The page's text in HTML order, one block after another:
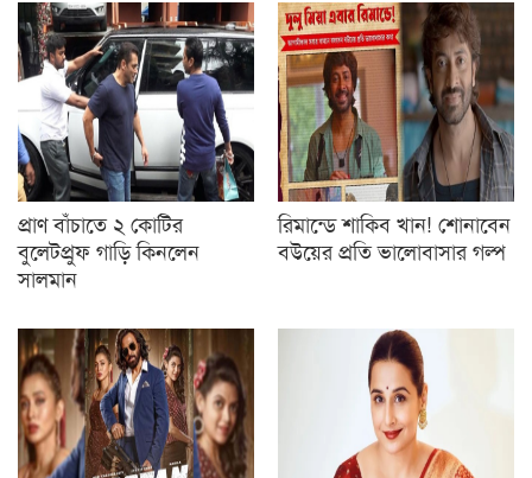
প্রাণ বাঁচাতে ২ কোটির
বুলেটপ্রুফ গাড়ি কিনলেন
সালমান
রিমান্ডে শাকিব খান! শোনাবেন
বউয়ের প্রতি ভালোবাসার গল্প